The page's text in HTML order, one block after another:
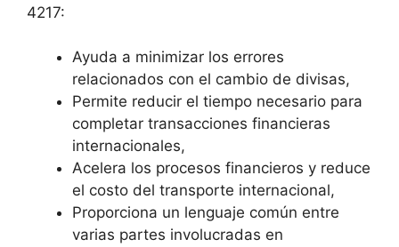
4217:
Ayuda a minimizar los errores
relacionados con el cambio de divisas,
Permite reducir el tiempo necesario para
completar transacciones financieras
internacionales,
Acelera los procesos financieros y reduce
el costo del transporte internacional,
Proporciona un lenguaje común entre
varias partes involucradas en